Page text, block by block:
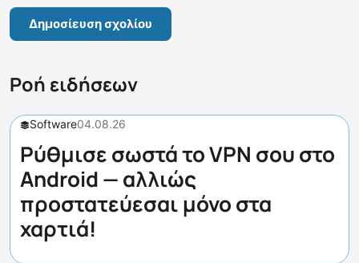
Ροή ειδήσεων
Software04.08.26
Ρύθμισε σωστά το VPN σου στο
Android — αλλιώς
προστατεύεσαι μόνο στα
χαρτιά!